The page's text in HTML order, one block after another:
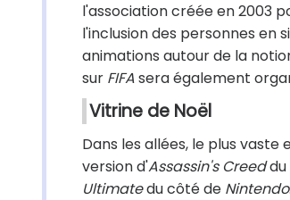
l'association créée en 2003
l'inclusion des personnes en
animations autour de la
sur FIFAsera également
Vitrine de Noël
Dans les allées, le plus
version d'Assassin's Creeddu
Ultimatedu côté de Nintendo